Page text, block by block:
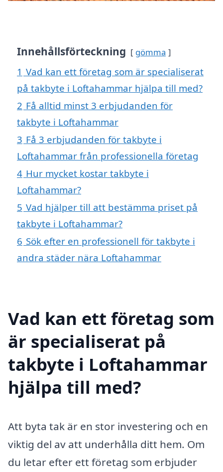
Innehållsförteckning gömma
1 Vad kan ett företag som är specialiserat
på takbyte i Loftahammar hjälpa till med?
2 Få alltid minst 3 erbjudanden för
takbyte i Loftahammar
3 Få 3 erbjudanden för takbyte i
Loftahammar från professionella företag
4 Hur mycket kostar takbyte i
Loftahammar?
5 Vad hjälper till att bestämma priset på
takbyte i Loftahammar?
6 Sök efter en professionell för takbyte i
andra städer nära Loftahammar
Vad kan ett företag som
är specialiserat på
takbyte i Loftahammar
hjälpa till med?
Att byta tak är en stor investering och en
viktig del av att underhålla ditt hem. Om
du letar efter ett företag som erbjuder